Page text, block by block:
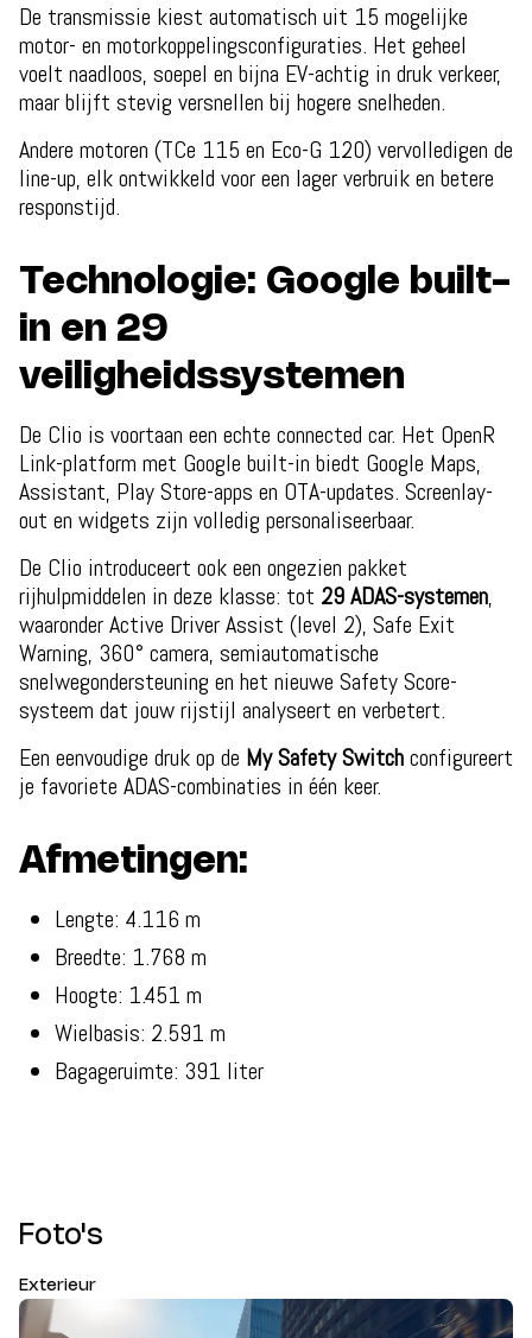
De transmissie kiest automatisch uit 15 mogelijke
motor- en motorkoppelingsconfiguraties. Het geheel
voelt naadloos, soepel en bijna EV-achtig in druk verkeer,
maar blijft stevig versnellen bij hogere snelheden.
Andere motoren (TCe 115 en Eco-G 120) vervolledigen de
line-up, elk ontwikkeld voor een lager verbruik en betere
responstijd.
Technologie: Google built-
in en 29
veiligheidssystemen
De Clio is voortaan een echte connected car. Het OpenR
Link-platform met Google built-in biedt Google Maps,
Assistant, Play Store-apps en OTA-updates. Screenlay-
out en widgets zijn volledig personaliseerbaar.
De Clio introduceert ook een ongezien pakket
rijhulpmiddelen in deze klasse: tot 29 ADAS-systemen,
waaronder Active Driver Assist (level 2), Safe Exit
Warning, 360° camera, semiautomatische
snelwegondersteuning en het nieuwe Safety Score-
systeem dat jouw rijstijl analyseert en verbetert.
Een eenvoudige druk op de My Safety Switchconfigureert
je favoriete ADAS-combinaties in één keer.
Afmetingen:
Lengte: 4.116 m
Breedte: 1.768 m
Hoogte: 1.451 m
Wielbasis: 2.591 m
Bagageruimte: 391 liter
Foto's
Exterieur